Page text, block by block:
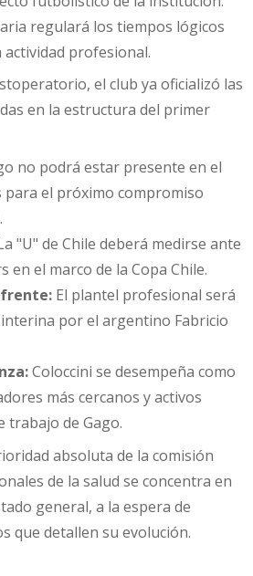
regulará los tiempos lógicos
profesional.
el club ya oficializó las
en la estructura del primer
no podrá estar presente en el
para el próximo compromiso
"U" de Chile deberá medirse ante
en el marco de la Copa Chile.
frente: El plantel profesional será
por el argentino Fabricio
Coloccini se desempeña como
más cercanos y activos
trabajo de Gago.
absoluta de la comisión
de la salud se concentra en
general, a la espera de
que detallen su evolución.